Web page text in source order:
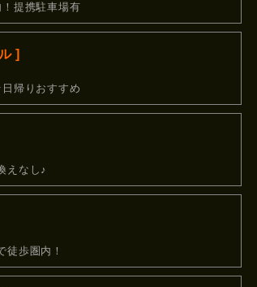
提携駐車場有
]
帰りおすすめ
えなし♪
歩圏内！